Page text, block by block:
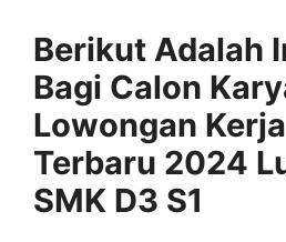
Berikut Adalah
Bagi Calon
Lowongan
Terbaru 2024
SMK D3 S1